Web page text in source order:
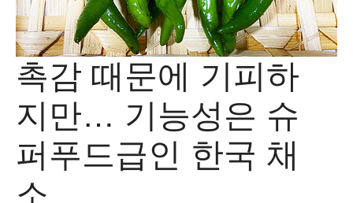
촉감 때문에 기피하
지만… 기능성은 슈
퍼푸드급인 한국 채
소